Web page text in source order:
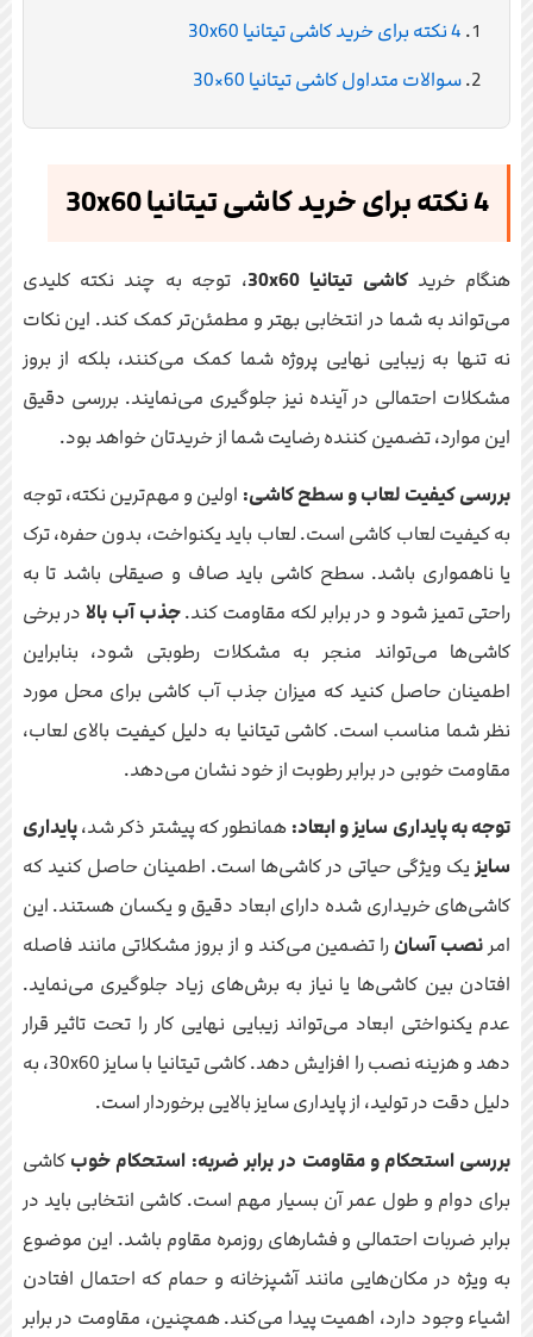
4 نکته برای خرید کاشی تیتانیا 30x60
سوالات متداول کاشی تیتانیا 60×30
4 نکته برای خرید کاشی تیتانیا 30x60
هنگام خریدکاشی تیتانیا 30x60
، توجه به چند نکته کلیدی
می‌تواند به شما در انتخابی بهتر و مطمئن‌تر کمک کند. این نکات
نه تنها به زیبایی نهایی پروژه شما کمک می‌کنند، بلکه از بروز
مشکلات احتمالی در آینده نیز جلوگیری می‌نمایند. بررسی دقیق
این موارد، تضمین کننده رضایت شما از خریدتان خواهد بود.
بررسی کیفیت لعاب و سطح کاشی: اولین و مهم‌ترین نکته، توجه
به کیفیت لعاب کاشی است. لعاب باید یکنواخت، بدون حفره، ترک
یا ناهمواری باشد. سطح کاشی باید صاف و صیقلی باشد تا به
راحتی تمیز شود و در برابر لکه مقاومت کند.جذب آب بالادر برخی
کاشی‌ها می‌تواند منجر به مشکلات رطوبتی شود، بنابراین
اطمینان حاصل کنید که میزان جذب آب کاشی برای محل مورد
نظر شما مناسب است. کاشی تیتانیا به دلیل کیفیت بالای لعاب،
مقاومت خوبی در برابر رطوبت از خود نشان می‌دهد.
توجه به پایداری سایز و ابعاد: همانطور که پیشتر ذکر شد،پایداری
سایزیک ویژگی حیاتی در کاشی‌ها است. اطمینان حاصل کنید که
کاشی‌های خریداری شده دارای ابعاد دقیق و یکسان هستند. این
امر نصب آسان را تضمین می‌کند و از بروز مشکلاتی مانند فاصله
افتادن بین کاشی‌ها یا نیاز به برش‌های زیاد جلوگیری می‌نماید.
عدم یکنواختی ابعاد می‌تواند زیبایی نهایی کار را تحت تاثیر قرار
دهد و هزینه نصب را افزایش دهد. کاشی تیتانیا با سایز 30x60، به
دلیل دقت در تولید، از پایداری سایز بالایی برخوردار است.
بررسی استحکام و مقاومت در برابر ضربه: استحکام خوب کاشی
برای دوام و طول عمر آن بسیار مهم است. کاشی انتخابی باید در
برابر ضربات احتمالی و فشارهای روزمره مقاوم باشد. این موضوع
به ویژه در مکان‌هایی مانند آشپزخانه و حمام که احتمال افتادن
اشیاء وجود دارد، اهمیت پیدا می‌کند. همچنین، مقاومت در برابر